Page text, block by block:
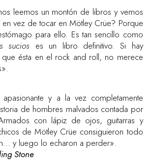
leemos un montón de libros y vemos
en vez de tocar en Mötley Crüe? Porque
para ello. Es tan sencillo como
sucios es un libro definitivo. Si hay
que ésta en el rock and roll, no merece
apasionante y a la vez completamente
de hombres malvados contada por
con lápiz de ojos, guitarras y
de Mötley Crüe consiguieron todo
y luego lo echaron a perder».
Stone